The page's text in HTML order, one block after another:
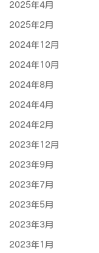
2025年4月
2025年2月
2024年12月
2024年10月
2024年8月
2024年4月
2024年2月
2023年12月
2023年9月
2023年7月
2023年5月
2023年3月
2023年1月